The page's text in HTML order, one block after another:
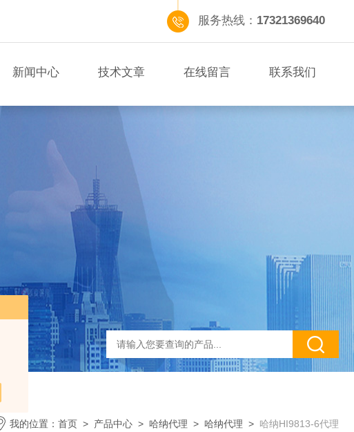
服务热线： 17321369640
新闻中心 技术文章 在线留言 联系我们
我的位置： 首页 > 产品中心 > 哈纳代理 > 哈纳代理 > 哈纳HI9813-6代理